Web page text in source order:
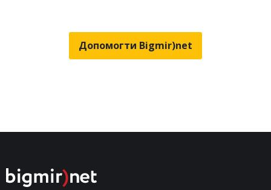
Допомогти Bigmir)net